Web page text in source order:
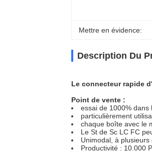
Mettre en évidence:
Description Du
Le connecteur rapide
Point de vente :
essai de 1000% dans
particulièrement
chaque boîte avec le
Le St de Sc LC FC
Unimodal, à
Productivité : 10.000